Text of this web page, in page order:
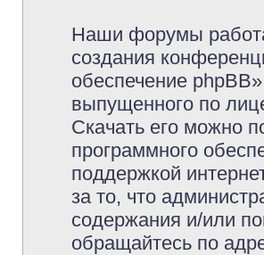
Наши форумы
создания
обеспечение
выпущенного по
Скачать его можно
программного
поддержкой
за то, что
содержания и/или
обращайтесь по